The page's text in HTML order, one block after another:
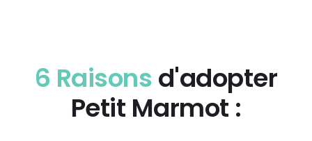
6 Raisons d'adopter
Petit Marmot :